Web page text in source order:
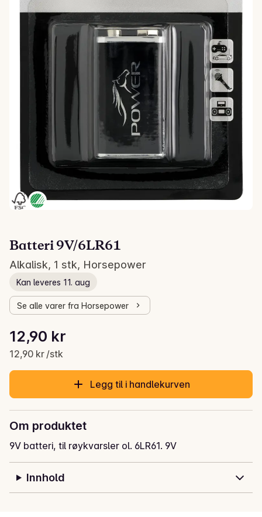
Batteri 9V/6LR61
Alkalisk, 1 stk, Horsepower
Kan leveres 11. aug
Se alle varer fra Horsepower
Gjeldende pris er: 12,90 kr
12,90 kr
12,90 kr /stk
Stykkpris: 12,90 kr /stk
Legg til i handlekurven
Om produktet
9V batteri, til røykvarsler ol. 6LR61. 9V
Innhold